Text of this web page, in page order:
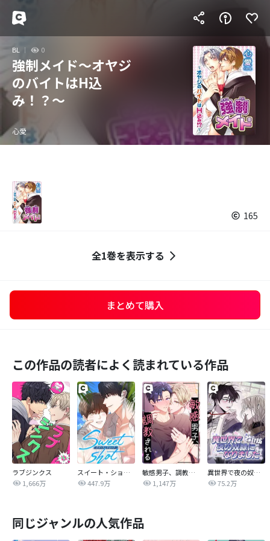
BL 0
強制メイド～オヤジ
のバイトはH込
み！？～
心愛
165
全1巻を表示する
まとめて購入
この作品の読者によく読まれている作品
ラブジンクス
1,666万
スイート・ショット
447.9万
敏感男子、調教される
1,147万
異世界で夜の奴隷になりました【改訂版】
75.2万
同じジャンルの人気作品